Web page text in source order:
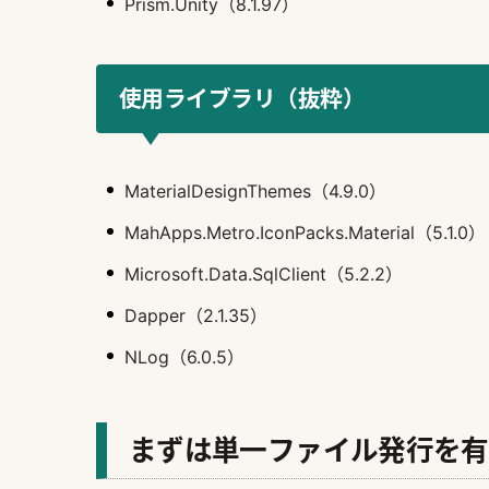
使用ライブラリ（抜粋）
MaterialDesignThemes（4.9.0）
MahApps.Metro.IconPacks.Material（5.1.0）
Microsoft.Data.SqlClient（5.2.2）
Dapper（2.1.35）
NLog（6.0.5）
まずは単一ファイル発行を